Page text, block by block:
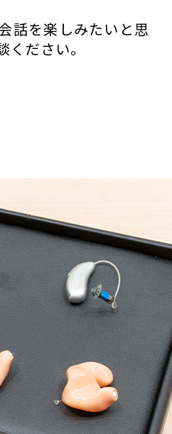
話を楽しみたいと思
ださい。